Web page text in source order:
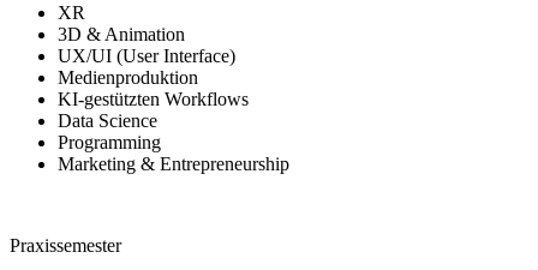
XR
3D & Animation
UX/UI (User Interface)
Medienproduktion
KI-gestützten Workflows
Data Science
Programming
Marketing & Entrepreneurship
Praxissemester